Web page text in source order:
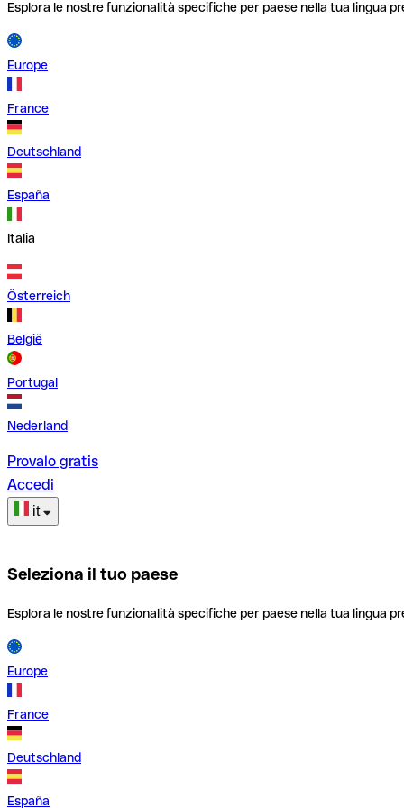
Esplora le nostre funzionalità specifiche per paese nella tua lingua
Europe
France
Deutschland
España
Italia
Österreich
België
Portugal
Nederland
Provalo gratis
Accedi
it
Seleziona il tuo paese
Esplora le nostre funzionalità specifiche per paese nella tua lingua
Europe
France
Deutschland
España